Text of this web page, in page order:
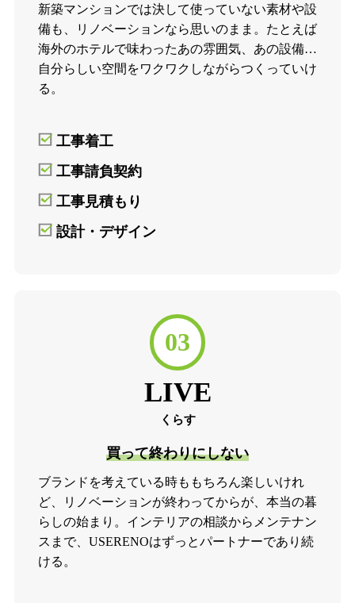
新築マンションでは決して使っていない素材や設
備も、リノベーションなら思いのまま。たとえば
海外のホテルで味わったあの雰囲気、あの設備…
自分らしい空間をワクワクしながらつくっていけ
る。
工事着工
工事請負契約
工事見積もり
設計・デザイン
03
LIVE
くらす
買って終わりにしない
ブランドを考えている時ももちろん楽しいけれ
ど、リノベーションが終わってからが、本当の暮
らしの始まり。インテリアの相談からメンテナン
スまで、USERENOはずっとパートナーであり続
ける。